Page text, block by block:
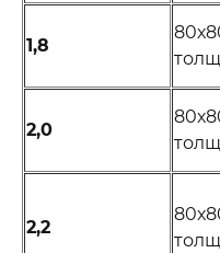
1,8
2,0
2,2